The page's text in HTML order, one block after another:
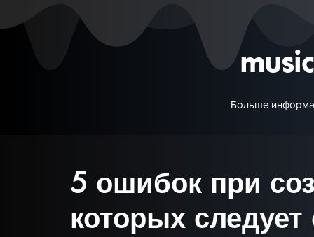
music
Больше
5 ошибок при
которых следует